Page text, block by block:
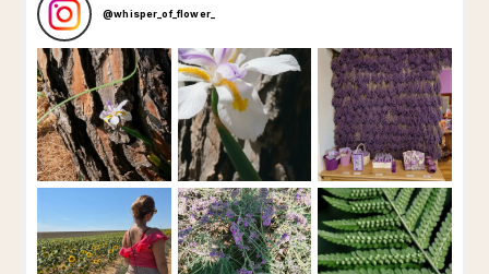
@whisper_of_flower_